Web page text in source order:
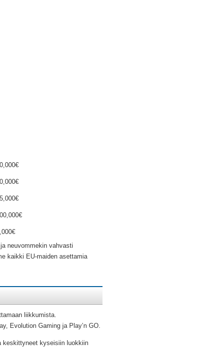
neuvommekin vahvasti
kaikki EU-maiden asettamia
liikkumista.
Evolution Gaming ja Play’n GO.
keskittyneet kyseisiin luokkiin